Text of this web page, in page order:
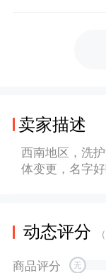
卖家描述
西南地区，洗
体变更，名字
动态评分
商品评分